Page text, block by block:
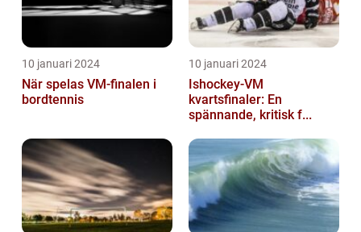
10 januari 2024
När spelas VM-finalen i
bordtennis
10 januari 2024
Ishockey-VM
kvartsfinaler: En
spännande, kritisk f...